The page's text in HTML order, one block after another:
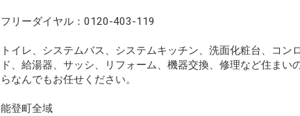
フリーダイヤル：0120-403-119
トイレ、システムバス、システムキッチン、洗面化粧台、コン
ド、給湯器、サッシ、リフォーム、機器交換、修理など住まい
らなんでもお任せください。
能登町全域